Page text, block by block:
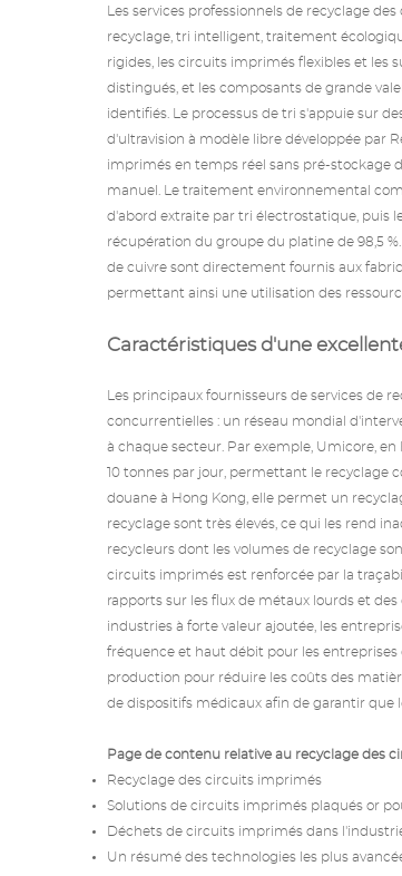
Les services professionnels de recyclage
recyclage, tri intelligent, traitement
rigides, les circuits imprimés flexibles et les
distingués, et les composants de grande
identifiés. Le processus de tri s'appuie sur
d'ultravision à modèle libre développée par
imprimés en temps réel sans pré-stockage
manuel. Le traitement environnemental
d'abord extraite par tri électrostatique, puis
récupération du groupe du platine de 98,5
de cuivre sont directement fournis aux
permettant ainsi une utilisation des
Caractéristiques d'une
Les principaux fournisseurs de services de
concurrentielles : un réseau mondial
à chaque secteur. Par exemple, Umicore,
10 tonnes par jour, permettant le recyclage
douane à Hong Kong, elle permet un
recyclage sont très élevés, ce qui les rend
recycleurs dont les volumes de recyclage
circuits imprimés est renforcée par la
rapports sur les flux de métaux lourds et
industries à forte valeur ajoutée, les
fréquence et haut débit pour les
production pour réduire les coûts des
de dispositifs médicaux afin de garantir que
Page de contenu relative au recyclage des
Recyclage des circuits imprimés
Solutions de circuits imprimés plaqués or
Déchets de circuits imprimés dans
Un résumé des technologies les plus